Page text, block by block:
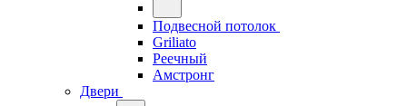
Подвесной потолок
Griliato
Реечный
Амстронг
Двери